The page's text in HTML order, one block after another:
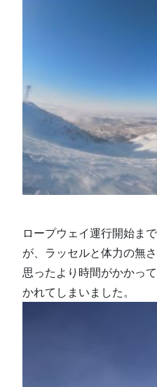
ロープウェイ運行開始ま
が、ラッセルと体力の無
思ったより時間がかかっ
かれてしまいました。